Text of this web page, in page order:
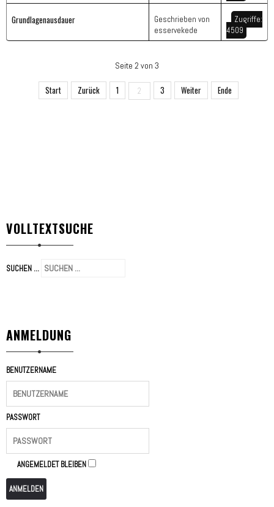
Grundlagenausdauer
Geschrieben von
esservekede
Zugriffe:
4509
Seite 2 von 3
Start Zurück 1 2 3 Weiter Ende
VOLLTEXTSUCHE
SUCHEN ...
ANMELDUNG
BENUTZERNAME
PASSWORT
ANGEMELDET BLEIBEN
ANMELDEN